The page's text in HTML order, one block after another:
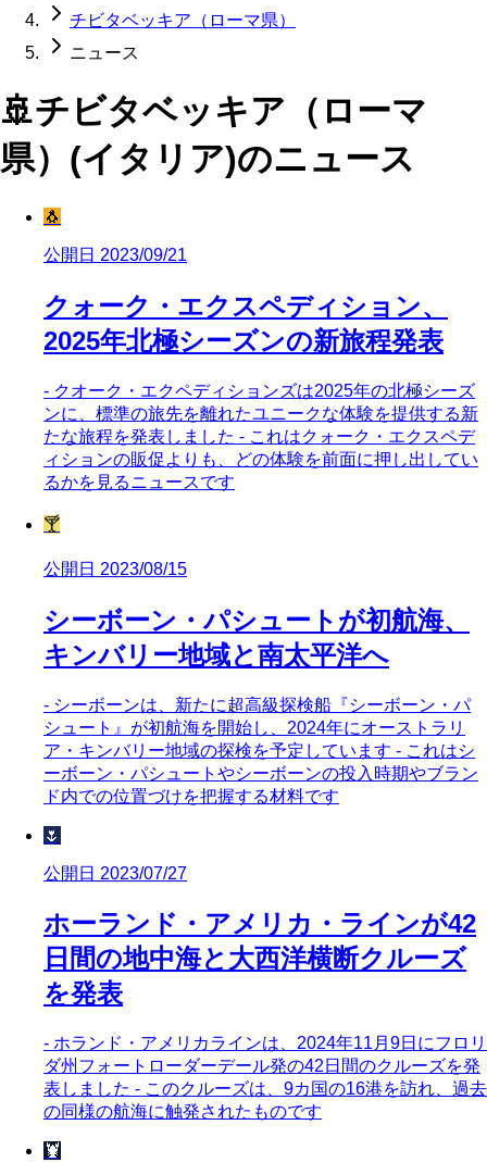
チビタベッキア（ローマ県）
ニュース
🚢チビタベッキア（ローマ
県）(イタリア)のニュース
🐧
公開日 2023/09/21
クォーク・エクスペディション、
2025年北極シーズンの新旅程発表
- クオーク・エクペディションズは2025年の北極シーズ
ンに、標準の旅先を離れたユニークな体験を提供する新
たな旅程を発表しました - これはクォーク・エクスペデ
ィションの販促よりも、どの体験を前面に押し出してい
るかを見るニュースです
🍸
公開日 2023/08/15
シーボーン・パシュートが初航海、
キンバリー地域と南太平洋へ
- シーボーンは、新たに超高級探検船『シーボーン・パ
シュート』が初航海を開始し、2024年にオーストラリ
ア・キンバリー地域の探検を予定しています - これはシ
ーボーン・パシュートやシーボーンの投入時期やブラン
ド内での位置づけを把握する材料です
🌷
公開日 2023/07/27
ホーランド・アメリカ・ラインが42
日間の地中海と大西洋横断クルーズ
を発表
- ホランド・アメリカラインは、2024年11月9日にフロリ
ダ州フォートローダーデール発の42日間のクルーズを発
表しました - このクルーズは、9カ国の16港を訪れ、過去
の同様の航海に触発されたものです
🦞